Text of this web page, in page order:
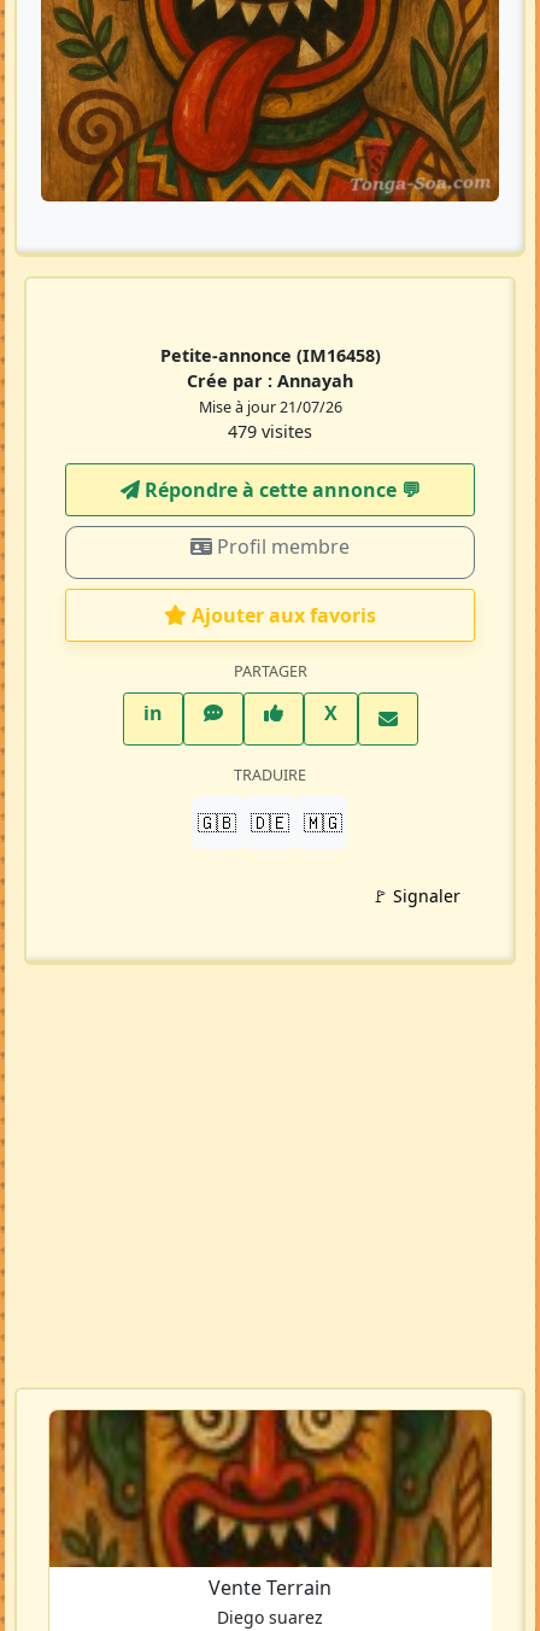
Petite-annonce (IM16458)
Crée par : Annayah
Mise à jour 21/07/26
479 visites
Répondre à cette annonce 💬​
Profil membre
Ajouter aux favoris
PARTAGER
inLinkedInWhatsAppFacebook
XTwitter X
TRADUIRE
🇬🇧 🇩🇪 🇲🇬
🚩 Signaler
Vente Terrain
Diego suarez